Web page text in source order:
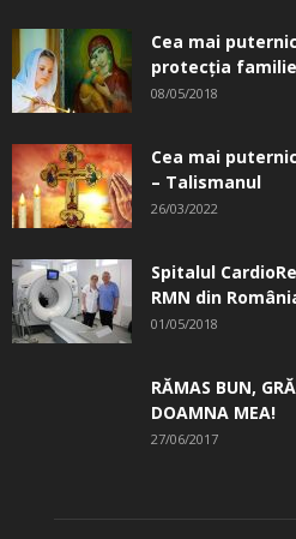
Cea mai
protecția
08/05/2018
Cea mai
– Talismanul
26/03/2022
Spitalul
RMN din
01/05/2018
RĂMAS BUN,
DOAMNA MEA!
27/06/2017